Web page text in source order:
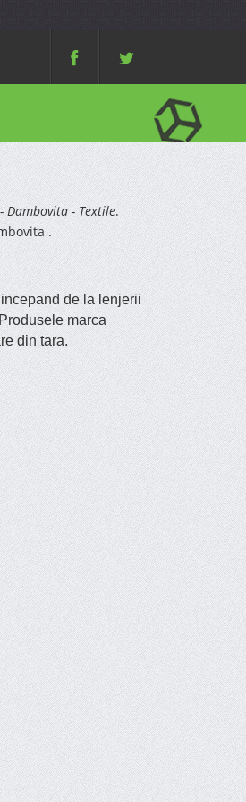
Dambovita - Textile.
.
de la lenjerii
marca
din tara.